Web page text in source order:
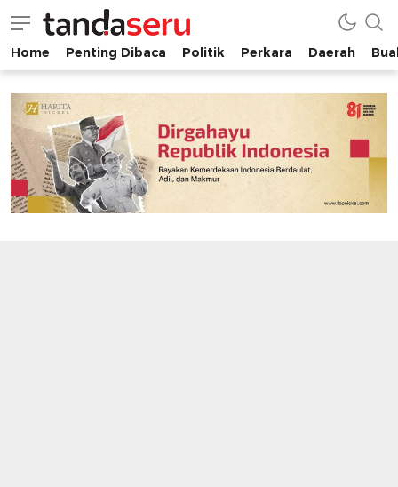
tandaseru.com | Penting Dibaca
tandaseru.com
Home Penting Dibaca Politik Perkara Daerah